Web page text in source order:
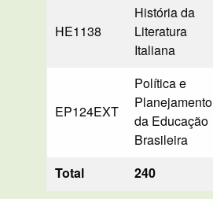
HE1138
História da
Literatura
Italiana
EP124EXT
Política e
Planejamento
da Educação
Brasileira
Total 240